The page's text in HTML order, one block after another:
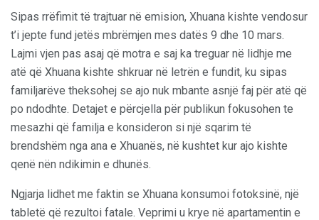
Sipas rrëfimit të trajtuar në emision, Xhuana kishte vendosur
t’i jepte fund jetës mbrëmjen mes datës 9 dhe 10 mars.
Lajmi vjen pas asaj që motra e saj ka treguar në lidhje me
atë që Xhuana kishte shkruar në letrën e fundit, ku sipas
familjarëve theksohej se ajo nuk mbante asnjë faj për atë që
po ndodhte. Detajet e përcjella për publikun fokusohen te
mesazhi që familja e konsideron si një sqarim të
brendshëm nga ana e Xhuanës, në kushtet kur ajo kishte
qenë nën ndikimin e dhunës.
Ngjarja lidhet me faktin se Xhuana konsumoi fotoksinë, një
tabletë që rezultoi fatale. Veprimi u krye në apartamentin e